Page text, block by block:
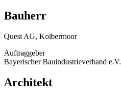
Bauherr
Quest AG, Kolbermoor
Auftraggeber
Bayerischer Bauindustrieverband e.V.
Architekt